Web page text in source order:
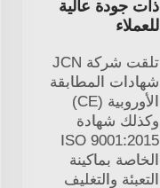
ذات جودة عالية
للعملاء
تلقت شركة JCN
شهادات المطابقة
الأوروبية (CE)
وكذلك شهادة
ISO 9001:2015
الخاصة بماكينة
التعبئة والتغليف